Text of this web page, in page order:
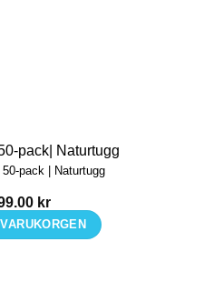
pack | Naturtugg
kr